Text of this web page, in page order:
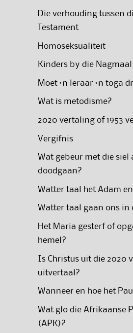
Die verhouding tussen
Testament
Homoseksualiteit
Kinders by die Nagmaal
Moet ‘n leraar ‘n toga
Wat is metodisme?
2020 vertaling of 1953
Vergifnis
Wat gebeur met die siel
doodgaan?
Watter taal het Adam
Watter taal gaan ons in
Het Maria gesterf of
hemel?
Is Christus uit die 2020
uitvertaal?
Wanneer en hoe het
Wat glo die Afrikaanse
(APK)?